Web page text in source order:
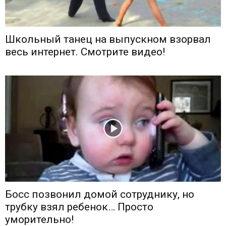
Школьный танец на выпускном взорвал
весь интернет. Смотрите видео!
Босс позвонил домой сотруднику, но
трубку взял ребенок… Просто
уморительно!